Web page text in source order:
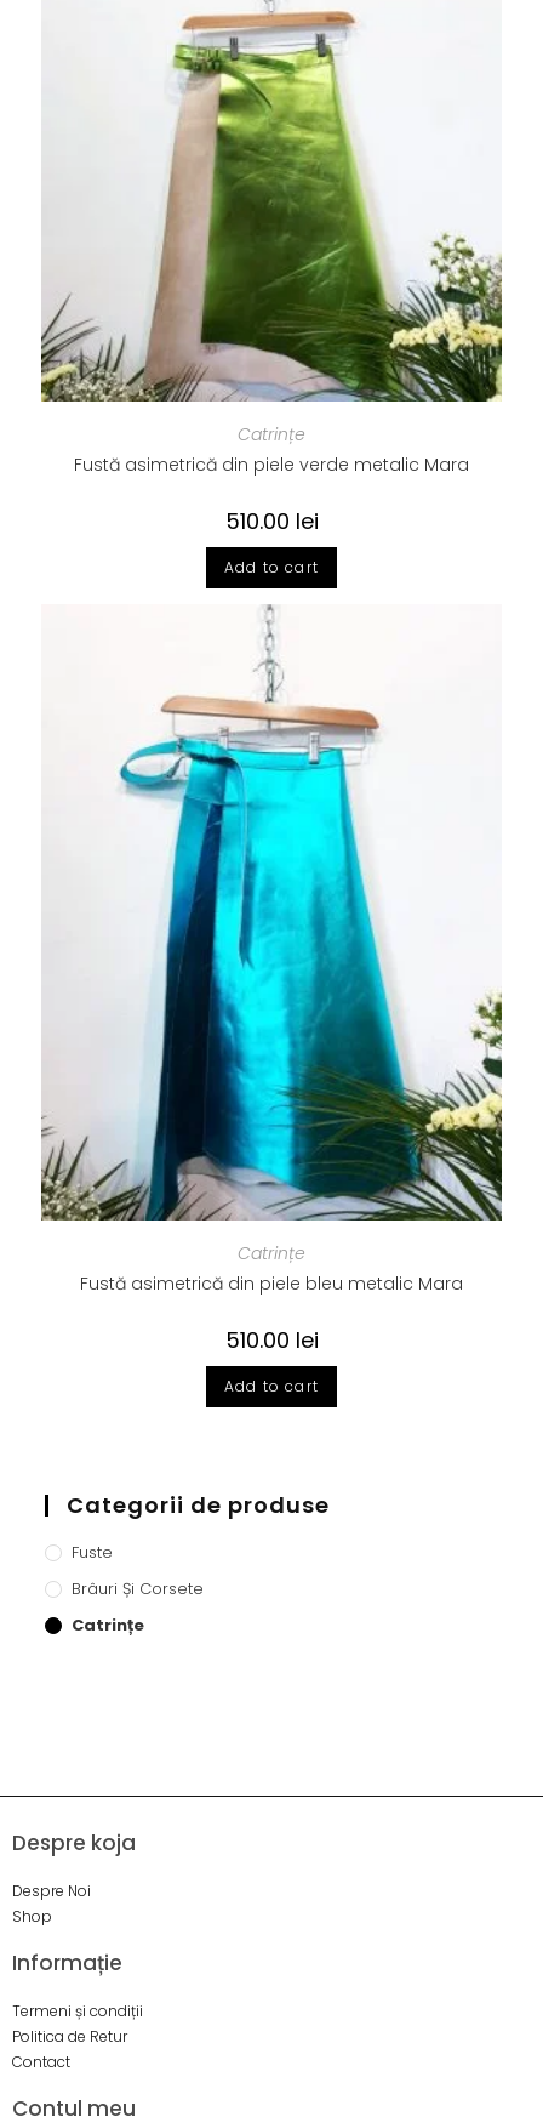
Catrințe
Fustă asimetrică din piele verde metalic Mara
510.00 lei
Add to cart
Catrințe
Fustă asimetrică din piele bleu metalic Mara
510.00 lei
Add to cart
Categorii de produse
Fuste
Brâuri Și Corsete
Catrințe
Despre koja
Despre Noi
Shop
Informație
Termeni și condiții
Politica de Retur
Contact
Contul meu